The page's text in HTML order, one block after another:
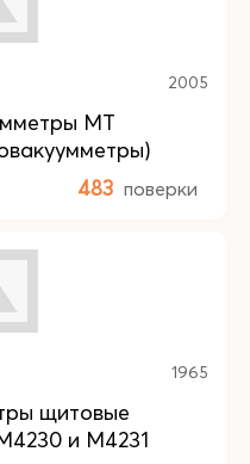
2005
МТ
483 поверки
1965
щитовые
и М4231